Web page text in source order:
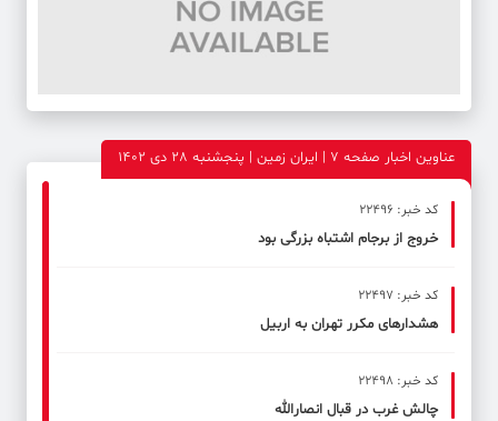
عناوین اخبار صفحه ۷ | ایران زمین | پنجشنبه 28 دی 1402
کد خبر: 22496
خروج از برجام اشتباه بزرگی بود
کد خبر: 22497
هشدارهای مکرر تهران به اربیل
کد خبر: 22498
چالش غرب در قبال انصارالله